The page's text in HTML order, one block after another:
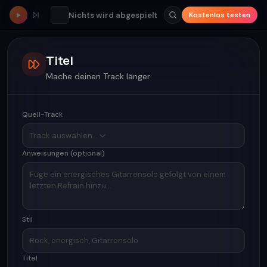
Nichts wird abgespielt Kostenlos testen
Titel
Mache deinen Track länger
Quell-Track
Track auswählen…
Anweisungen (optional)
Stil
Titel